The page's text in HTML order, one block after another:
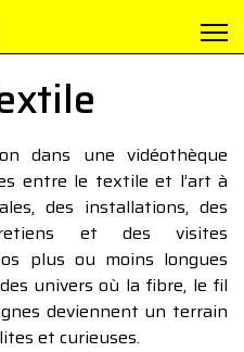
dans une vidéothèque
entre le textile et l’art à
des installations, des
et des visites
plus ou moins longues
univers où la fibre, le fil
deviennent un terrain
et curieuses.